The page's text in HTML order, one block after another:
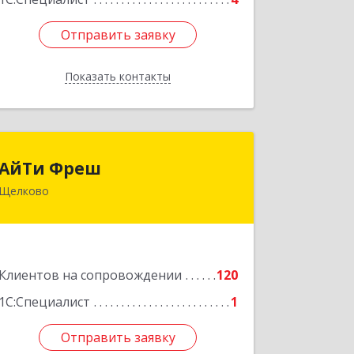
Отправить заявку
Показать контакты
Отправить заявку
Назад
Фреш
Щелково
Клиентов на сопровождении
120
1С:Специалист
1
Отправить заявку
141100, Московская обл, Щелково г,
Подробнее
Отправить заявку